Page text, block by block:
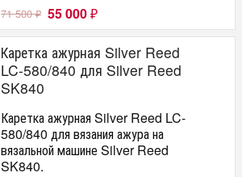
71 500₽ 55 000 ₽
Каретка ажурная Silver Reed
LC-580/840 для Silver Reed
SK840
Каретка ажурная Silver Reed LC-
580/840 для вязания ажура на
вязальной машине Silver Reed
SK840.